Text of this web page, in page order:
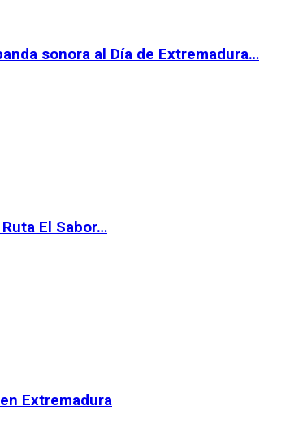
sonora al Día de Extremadura…
El Sabor…
Extremadura